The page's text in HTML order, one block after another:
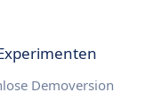
Demoversion